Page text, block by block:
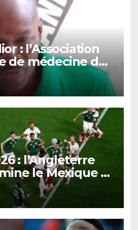
: l’Association
de médecine du
griffes et exige
publiques.
: l’Angleterre
le Mexique et
choc face à la
quarts de finale